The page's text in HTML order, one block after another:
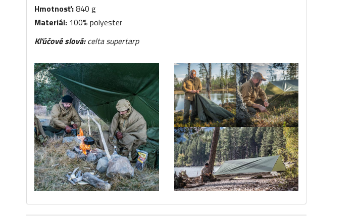
Hmotnosť:840 g
Materiál: 100% polyester
Kľúčové slová:celta supertarp